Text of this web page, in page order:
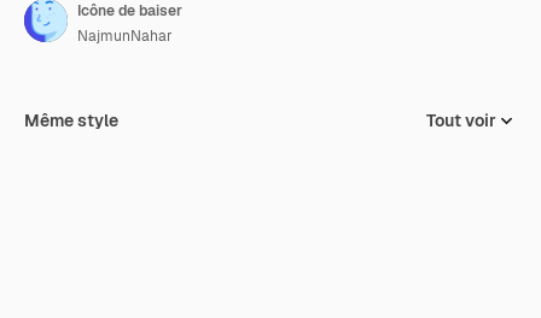
Icône de baiser
NajmunNahar
Même style Tout voir